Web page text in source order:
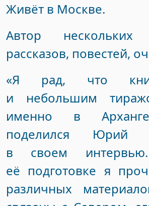
Живёт в Москве.
Автор нескольких
рассказов, повестей,
«Я рад, что
и небольшим
именно в
поделился Юрий
в своем
её подготовке я
различных